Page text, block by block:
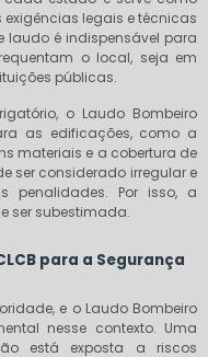
legais e técnicas
laudo é indispensável para
o local, seja em
públicas.
o Laudo Bombeiro
as edificações, como a
materiais e a cobertura de
ser considerado irregular e
penalidades. Por isso, a
ser subestimada.
para a Segurança
e o Laudo Bombeiro
nesse contexto. Uma
está exposta a riscos